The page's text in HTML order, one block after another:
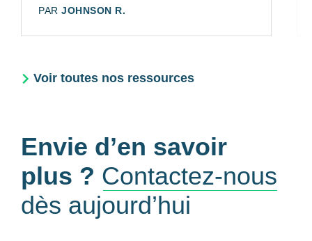
AUTEUR:
PAR JOHNSON R.
Voir toutes nos ressources
Envie d’en savoir
plus ? Contactez-nous
dès aujourd’hui